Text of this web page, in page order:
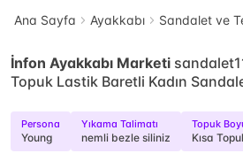
Ana Sayfa Ayakkabı Sandalet ve
İnfon Ayakkabı Marketi
Topuk Lastik Baretli Kadın
Persona
Young
Yıkama Talimatı
nemli bezle siliniz
Topuk
Kısa